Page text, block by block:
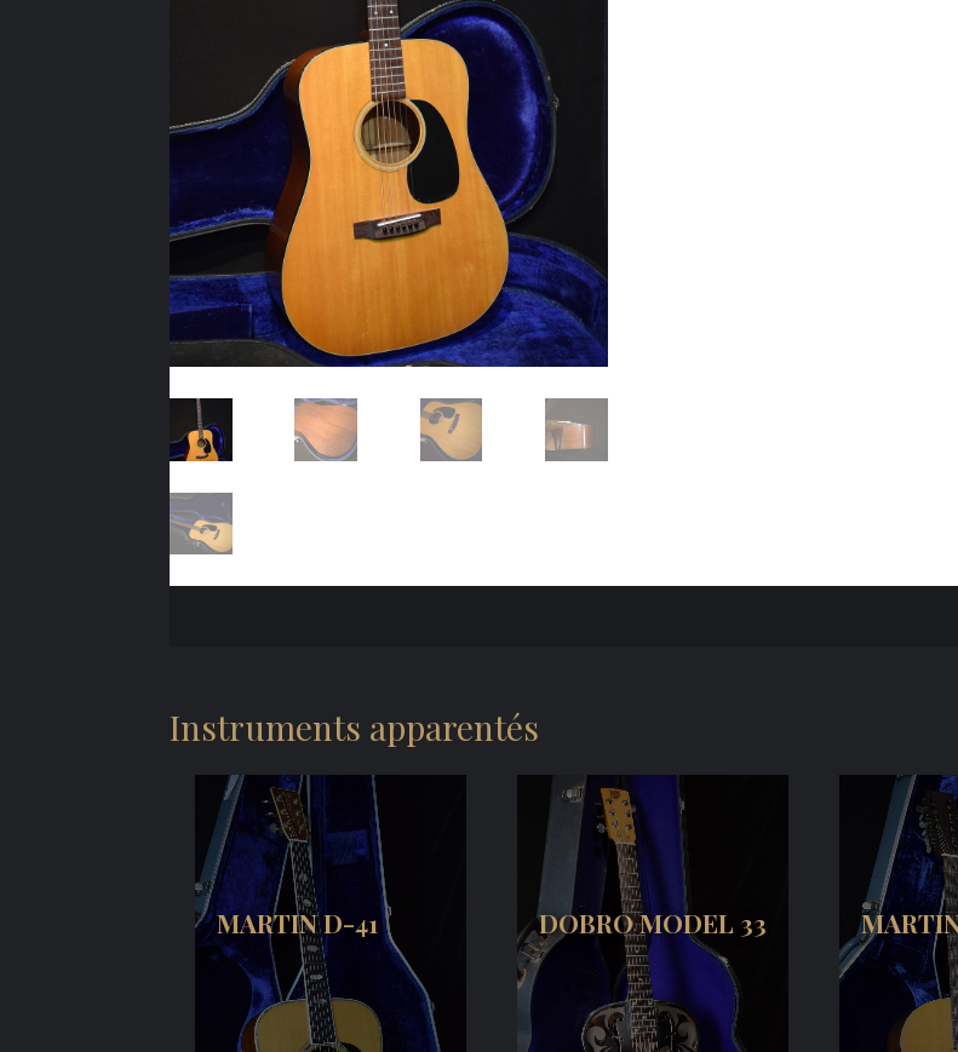
Instruments apparentés
MARTIN D-41 DOBRO MODEL 33